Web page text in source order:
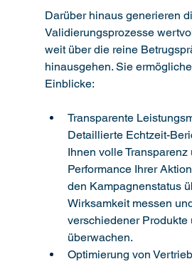
Darüber hinaus generieren
Validierungsprozesse
weit über die reine
hinausgehen. Sie
Einblicke:
Transparente
Detaillierte Echtzeit-
Ihnen volle Transparenz
Performance Ihrer
den Kampagnenstatus
Wirksamkeit messen
verschiedener Produkte
überwachen.
Optimierung von